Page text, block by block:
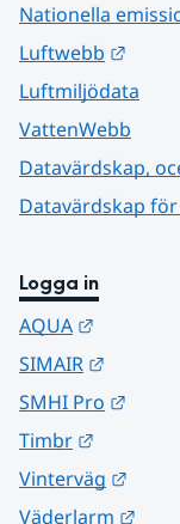
Nationella
Luftwebb
Luftmiljödata
VattenWebb
Datavärdskap,
Datavärdskap
Logga in
AQUA
SIMAIR
SMHI Pro
Timbr
Vinterväg
Väderlarm